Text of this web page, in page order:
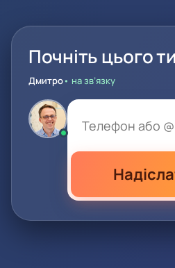
Почніть цього
Дмитро• на зв’язку